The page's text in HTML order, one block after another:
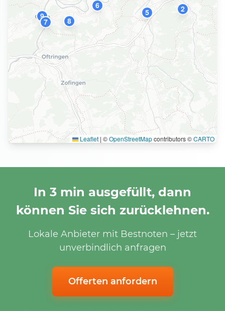
2
5
6
7
8
9
Leaflet | ©OpenStreetMapcontributors ©CARTO
In 3 min ausgefüllt, dann
können Sie sich zurücklehnen.
Lokale Anbieter mit Bestnoten – jetzt
unverbindlich anfragen
Offerten anfordern